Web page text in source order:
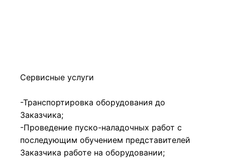
Сервисные услуги
-Транспортировка оборудования до
Заказчика;
-Проведение пуско-наладочных работ с
последующим обучением представителей
Заказчика работе на оборудовании;